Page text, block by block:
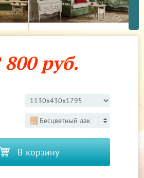
800 руб.
Бесцветный лак
В корзину